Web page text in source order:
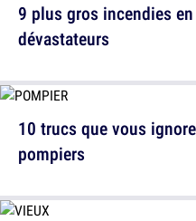
10 trucs que vous
pompiers
9 plus gros incendies
dévastateurs